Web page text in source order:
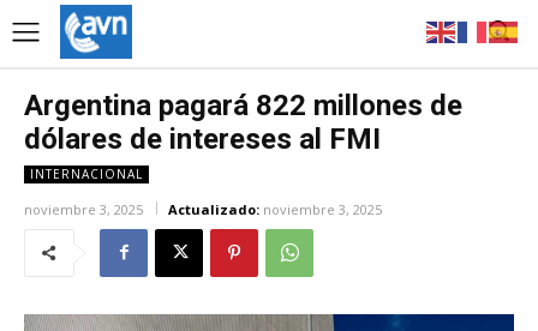
Argentina pagará 822 millones de
dólares de intereses al FMI
INTERNACIONAL
noviembre 3, 2025 Actualizado: noviembre 3, 2025